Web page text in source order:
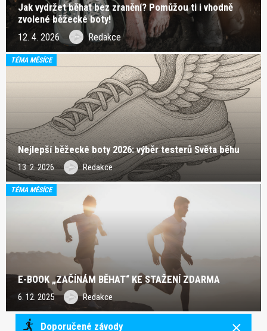
Jak vydržet běhat bez zranění? Pomůžou ti i vhodně
zvolené běžecké boty!
12. 4. 2026 Redakce
TÉMA MĚSÍCE
Nejlepší běžecké boty 2026: výběr testerů Světa běhu
13. 2. 2026 Redakce
TÉMA MĚSÍCE
E-BOOK „ZAČÍNÁM BĚHAT“ KE STAŽENÍ ZDARMA
6. 12. 2025 Redakce
Doporučené závody